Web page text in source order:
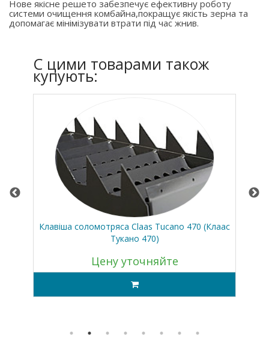
Нове якісне решето забезпечує ефективну роботу
системи очищення комбайна,покращує якість зерна та
допомагає мінімізувати втрати під час жнив.
C цими товарами також
купують:
Клавіша соломотряса Claas Tucano 470 (Клаас
Тукано 470)
Цену уточняйте